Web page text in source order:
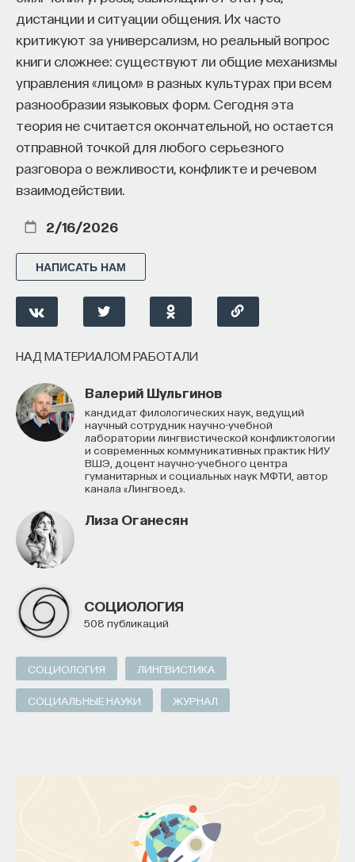
дистанции и ситуации общения. Их часто
критикуют за универсализм, но реальный вопрос
книги сложнее: существуют ли общие механизмы
управления «лицом» в разных культурах при всем
разнообразии языковых форм. Сегодня эта
теория не считается окончательной, но остается
отправной точкой для любого серьезного
разговора о вежливости, конфликте и речевом
взаимодействии.
2/16/2026
НАПИСАТЬ НАМ
НАД МАТЕРИАЛОМ РАБОТАЛИ
Валерий Шульгинов
Кандидат филологических наук, ведущий
научный сотрудник научно-учебной
лаборатории лингвистической конфликтологии
и современных коммуникативных практик НИУ
ВШЭ, доцент научно-учебного центра
гуманитарных и социальных наук МФТИ, автор
канала «Лингвоед».
Лиза Оганесян
СОЦИОЛОГИЯ
508 публикаций
СОЦИОЛОГИЯ ЛИНГВИСТИКА
СОЦИАЛЬНЫЕ НАУКИ ЖУРНАЛ